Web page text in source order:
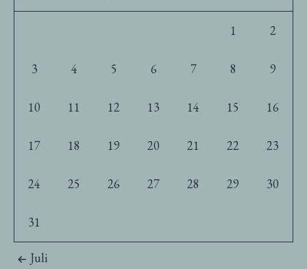
1 2
3 4 5 6 7 8 9
10 11 12 13 14 15 16
17 18 19 20 21 22 23
24 25 26 27 28 29 30
31
Juli